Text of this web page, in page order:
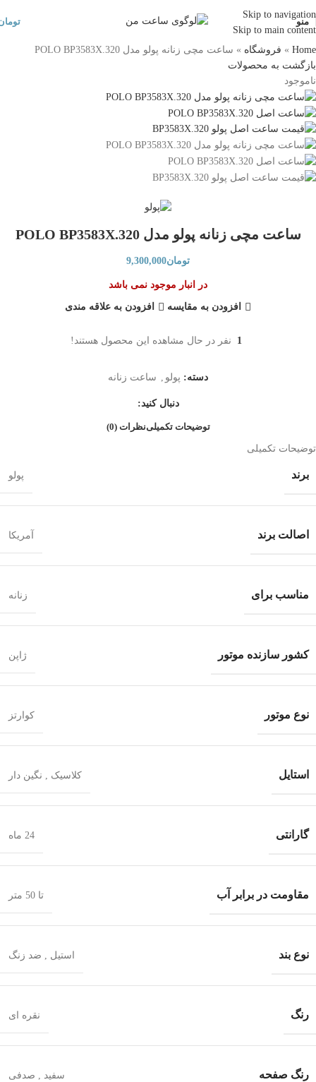
Skip to navigation
Skip to main content
منو
Home
» فروشگاه » ساعت مچی زنانه پولو مدل POLO BP3583X.320
بازگشت به محصولات
ناموجود
ساعت مچی زنانه پولو مدل POLO BP3583X.320
تومان9,300,000
در انبار موجود نمی باشد
افزودن به مقایسه افزودن به علاقه مندی
1 نفر در حال مشاهده این محصول هستند!
دسته: پولو , ساعت زنانه
دنبال کنید:
توضیحات تکمیلینظرات (0)
توضیحات تکمیلی
برند پولو
اصالت برند آمریکا
مناسب برای زنانه
کشور سازنده موتور ژاپن
نوع موتور کوارتز
استایل کلاسیک , نگین دار
گارانتی 24 ماه
مقاومت در برابر آب تا 50 متر
نوع بند استیل , ضد زنگ
رنگ نقره ای
رنگ صفحه سفید , صدفی